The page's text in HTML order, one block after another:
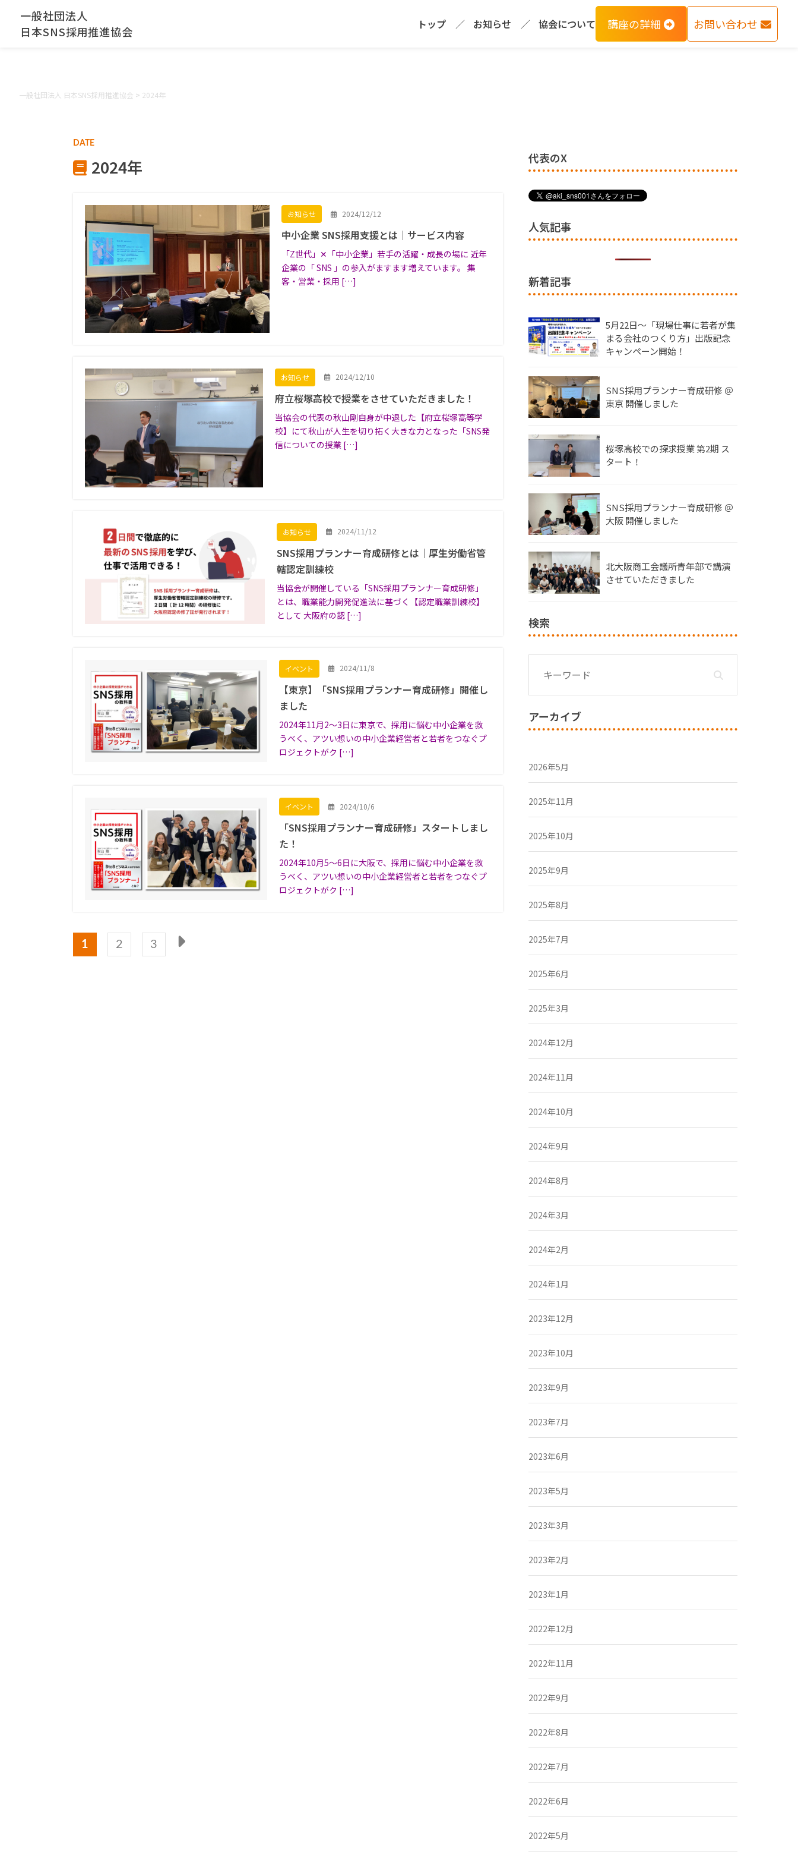
一般社団法人
日本SNS採用推進協会
トップ お知らせ 協会について 講座の詳細 お問い合わせ
一般社団法人 日本SNS採用推進協会 > 2024年
DATE
2024年
お知らせ 2024/12/12
中小企業 SNS採用支援とは｜サービス内容
「Z世代」✕「中小企業」若手の活躍・成長の場に 近年
企業の「 SNS 」の参入がますます増えています。 集
客・営業・採用 […]
お知らせ 2024/12/10
府立桜塚高校で授業をさせていただきました！
当協会の代表の秋山剛自身が中退した【府立桜塚高等学
校】にて秋山が人生を切り拓く大きな力となった「SNS発
信についての授業 […]
お知らせ 2024/11/12
SNS採用プランナー育成研修とは｜厚生労働省管
轄認定訓練校
当協会が開催している「SNS採用プランナー育成研修」
とは、職業能力開発促進法に基づく【認定職業訓練校】
として 大阪府の認 […]
イベント 2024/11/8
【東京】「SNS採用プランナー育成研修」開催し
ました
2024年11月2〜3日に東京で、採用に悩む中小企業を救
うべく、アツい想いの中小企業経営者と若者をつなぐプ
ロジェクトがク […]
イベント 2024/10/6
「SNS採用プランナー育成研修」スタートしまし
た！
2024年10月5〜6日に大阪で、採用に悩む中小企業を救
うべく、アツい想いの中小企業経営者と若者をつなぐプ
ロジェクトがク […]
1 2 3
代表のX
人気記事
新着記事
5月22日〜「現場仕事に若者が集
まる会社のつくり方」出版記念
キャンペーン開始！
SNS採用プランナー育成研修 ＠
東京 開催しました
桜塚高校での探求授業 第2期 ス
タート！
SNS採用プランナー育成研修 ＠
大阪 開催しました
北大阪商工会議所青年部で講演
させていただきました
検索
アーカイブ
2026年5月
2025年11月
2025年10月
2025年9月
2025年8月
2025年7月
2025年6月
2025年3月
2024年12月
2024年11月
2024年10月
2024年9月
2024年8月
2024年3月
2024年2月
2024年1月
2023年12月
2023年10月
2023年9月
2023年7月
2023年6月
2023年5月
2023年3月
2023年2月
2023年1月
2022年12月
2022年11月
2022年9月
2022年8月
2022年7月
2022年6月
2022年5月